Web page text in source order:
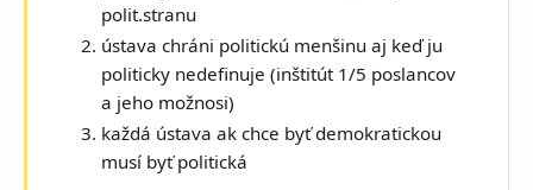
polit.stranu
ústava chráni politickú menšinu aj keď ju
politicky nedefinuje (inštitút 1/5 poslancov
a jeho možnosi)
každá ústava ak chce byť demokratickou
musí byť politická